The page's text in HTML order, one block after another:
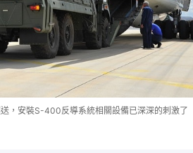
，安裝S-400反導系統相關設備已深深的刺激了